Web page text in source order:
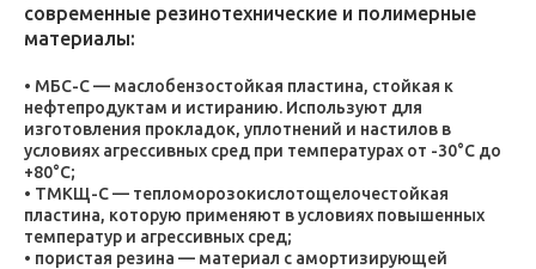
современные резинотехнические и полимерные
материалы:
МБС-С — маслобензостойкая пластина, стойкая к
нефтепродуктам и истиранию. Используют для
изготовления прокладок, уплотнений и настилов в
условиях агрессивных сред при температурах от -30°C до
+80°C;
ТМКЩ-С — тепломорозокислотощелочестойкая
пластина, которую применяют в условиях повышенных
температур и агрессивных сред;
пористая резина — материал с амортизирующей